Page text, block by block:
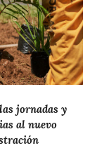
jornadas y
al nuevo